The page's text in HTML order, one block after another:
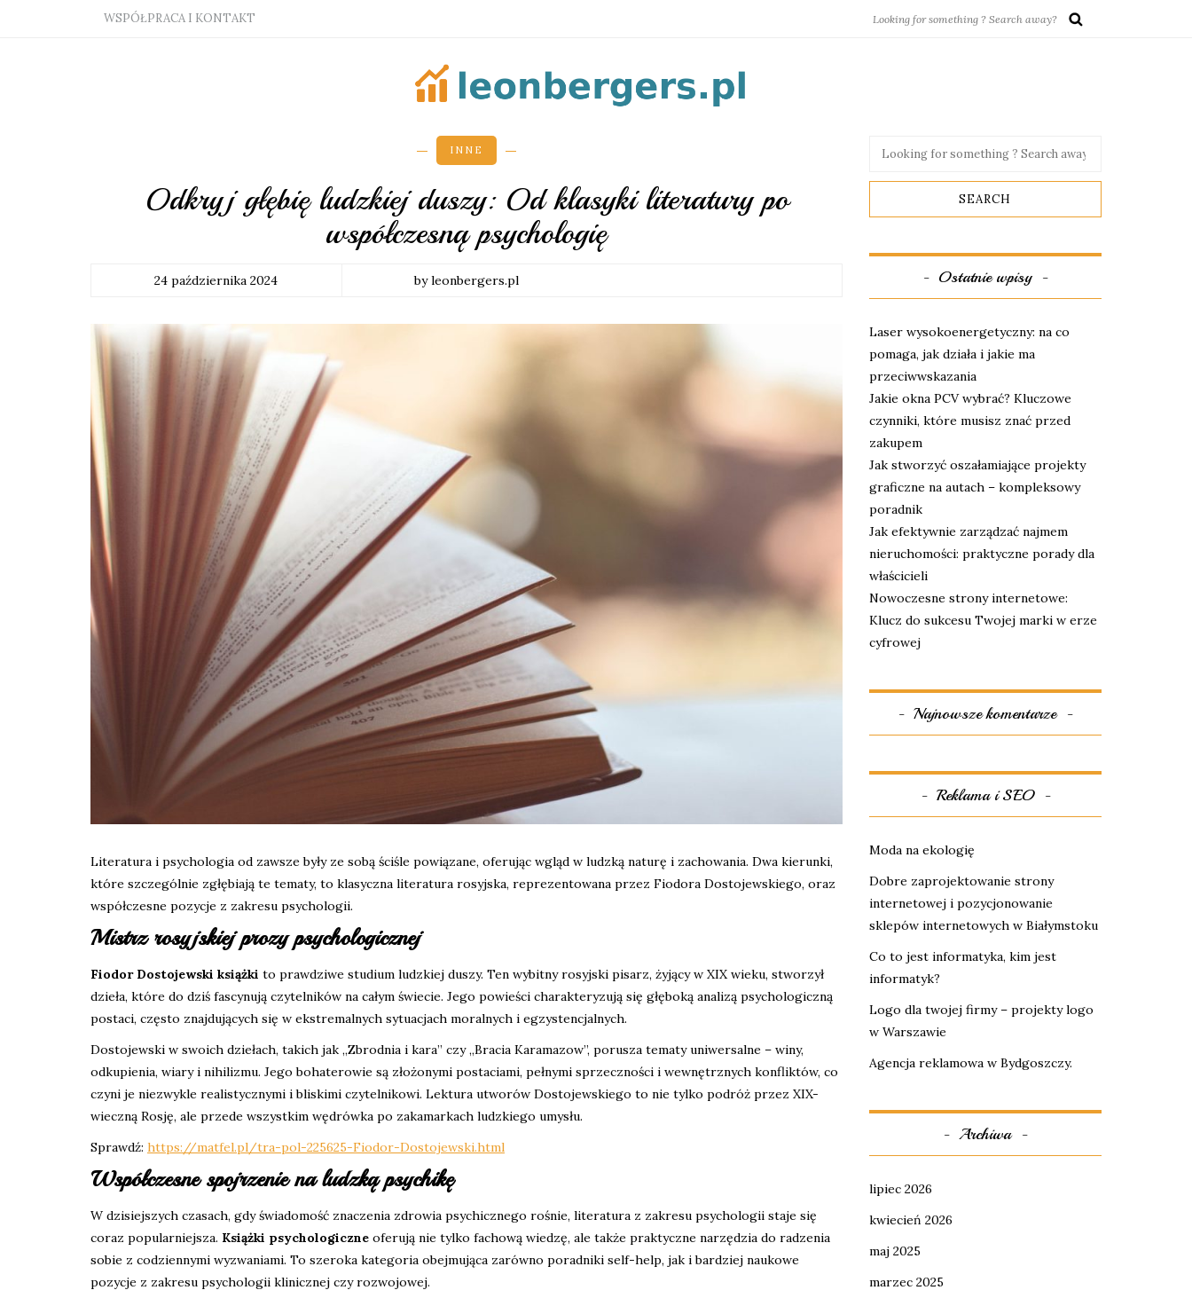
WSPÓŁPRACA I KONTAKT
INNE
Odkryj głębię ludzkiej duszy: Od klasyki literatury po
współczesną psychologię
24 października 2024 by leonbergers.pl
Literatura i psychologia od zawsze były ze sobą ściśle powiązane, oferując wgląd w ludzką naturę i zachowania. Dwa kierunki,
które szczególnie zgłębiają te tematy, to klasyczna literatura rosyjska, reprezentowana przez Fiodora Dostojewskiego, oraz
współczesne pozycje z zakresu psychologii.
Mistrz rosyjskiej prozy psychologicznej
Fiodor Dostojewski książki to prawdziwe studium ludzkiej duszy. Ten wybitny rosyjski pisarz, żyjący w XIX wieku, stworzył
dzieła, które do dziś fascynują czytelników na całym świecie. Jego powieści charakteryzują się głęboką analizą psychologiczną
postaci, często znajdujących się w ekstremalnych sytuacjach moralnych i egzystencjalnych.
Dostojewski w swoich dziełach, takich jak „Zbrodnia i kara” czy „Bracia Karamazow”, porusza tematy uniwersalne – winy,
odkupienia, wiary i nihilizmu. Jego bohaterowie są złożonymi postaciami, pełnymi sprzeczności i wewnętrznych konfliktów, co
czyni je niezwykle realistycznymi i bliskimi czytelnikowi. Lektura utworów Dostojewskiego to nie tylko podróż przez XIX-
wieczną Rosję, ale przede wszystkim wędrówka po zakamarkach ludzkiego umysłu.
Sprawdź: https://matfel.pl/tra-pol-225625-Fiodor-Dostojewski.html
Współczesne spojrzenie na ludzką psychikę
W dzisiejszych czasach, gdy świadomość znaczenia zdrowia psychicznego rośnie, literatura z zakresu psychologii staje się
coraz popularniejsza. Książki psychologiczne oferują nie tylko fachową wiedzę, ale także praktyczne narzędzia do radzenia
sobie z codziennymi wyzwaniami. To szeroka kategoria obejmująca zarówno poradniki self-help, jak i bardziej naukowe
pozycje z zakresu psychologii klinicznej czy rozwojowej.
Ostatnie wpisy
Laser wysokoenergetyczny: na co
pomaga, jak działa i jakie ma
przeciwwskazania
Jakie okna PCV wybrać? Kluczowe
czynniki, które musisz znać przed
zakupem
Jak stworzyć oszałamiające projekty
graficzne na autach – kompleksowy
poradnik
Jak efektywnie zarządzać najmem
nieruchomości: praktyczne porady dla
właścicieli
Nowoczesne strony internetowe:
Klucz do sukcesu Twojej marki w erze
cyfrowej
Najnowsze komentarze
Reklama i SEO
Moda na ekologię
Dobre zaprojektowanie strony
internetowej i pozycjonowanie
sklepów internetowych w Białymstoku
Co to jest informatyka, kim jest
informatyk?
Logo dla twojej firmy – projekty logo
w Warszawie
Agencja reklamowa w Bydgoszczy.
Archiwa
lipiec 2026
kwiecień 2026
maj 2025
marzec 2025